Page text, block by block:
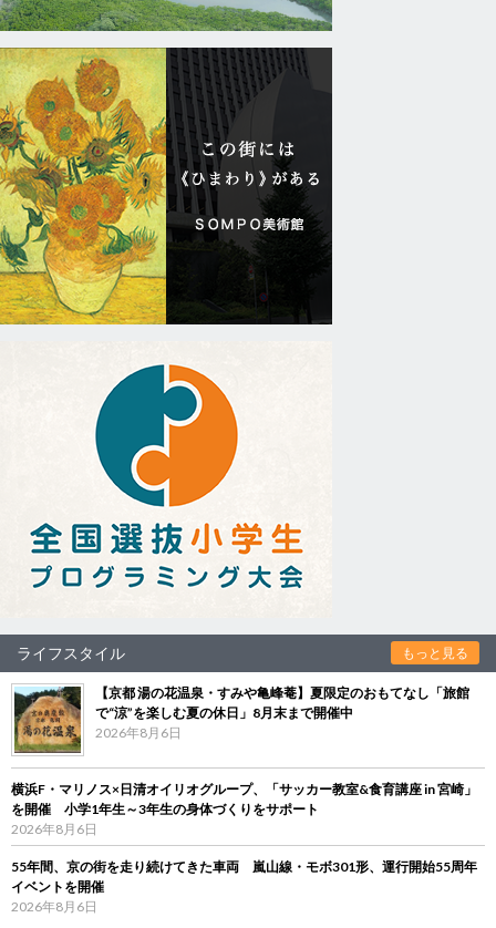
ライフスタイル もっと見る
【京都 湯の花温泉・すみや亀峰菴】夏限定のおもてなし「旅館
で“涼”を楽しむ夏の休日」8月末まで開催中
2026年8月6日
横浜F・マリノス×日清オイリオグループ、「サッカー教室&食育講座 in 宮崎」
を開催 小学1年生～3年生の身体づくりをサポート
2026年8月6日
55年間、京の街を走り続けてきた車両 嵐山線・モボ301形、運行開始55周年
イベントを開催
2026年8月6日